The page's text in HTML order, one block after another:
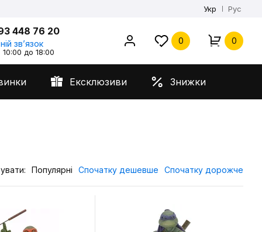
Укр Рус
448 76 20
звʼязок
до 18:00
0 0
Ексклюзиви Знижки
Популярні Спочатку дешевше Спочатку дорожче